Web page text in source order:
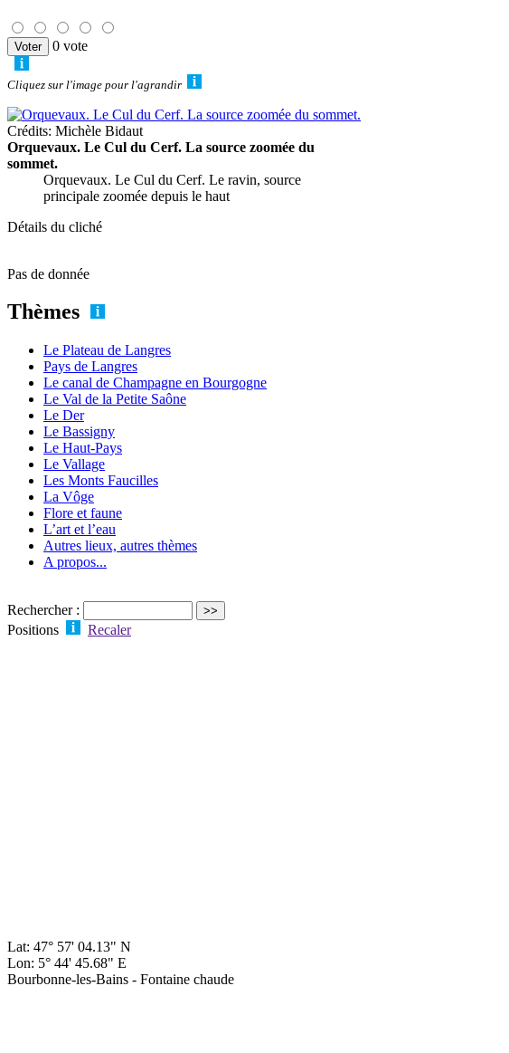
0 vote
Cliquez sur l'image pour l'agrandir
Crédits: Michèle Bidaut
Orquevaux. Le Cul du Cerf. La source zoomée du
sommet.
Orquevaux. Le Cul du Cerf. Le ravin, source
principale zoomée depuis le haut
Détails du cliché
Pas de donnée
Thèmes
Le Plateau de Langres
Pays de Langres
Le canal de Champagne en Bourgogne
Le Val de la Petite Saône
Le Der
Le Bassigny
Le Haut-Pays
Le Vallage
Les Monts Faucilles
La Vôge
Flore et faune
L’art et l’eau
Autres lieux, autres thèmes
A propos...
Rechercher :
Positions
Recaler
Lat: 47° 57' 04.13" N
Lon: 5° 44' 45.68" E
Bourbonne-les-Bains - Fontaine chaude